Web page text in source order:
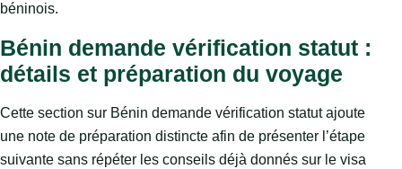
béninois.
Bénin demande vérification statut :
détails et préparation du voyage
Cette section sur Bénin demande vérification statut ajoute
une note de préparation distincte afin de présenter l’étape
suivante sans répéter les conseils déjà donnés sur le visa